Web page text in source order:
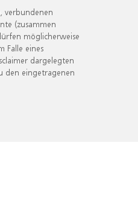
verbundenen
(zusammen
möglicherweise
Falle eines
dargelegten
den eingetragenen